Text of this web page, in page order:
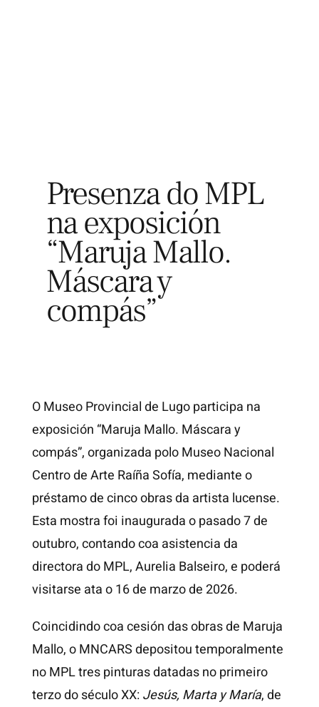
Presenza do MPL
na exposición
“Maruja Mallo.
Máscara y
compás”
O Museo Provincial de Lugo participa na
exposición “Maruja Mallo. Máscara y
compás”, organizada polo Museo Nacional
Centro de Arte Raíña Sofía, mediante o
préstamo de cinco obras da artista lucense.
Esta mostra foi inaugurada o pasado 7 de
outubro, contando coa asistencia da
directora do MPL, Aurelia Balseiro, e poderá
visitarse ata o 16 de marzo de 2026.
Coincidindo coa cesión das obras de Maruja
Mallo, o MNCARS depositou temporalmente
no MPL tres pinturas datadas no primeiro
terzo do século XX:Jesús, Marta y María, de